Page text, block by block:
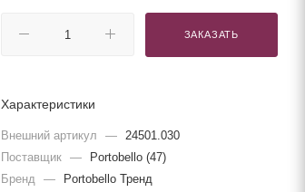
ЗАКАЗАТЬ
Характеристики
Внешний артикул —
24501.030
Поставщик —
Portobello (47)
Бренд
—
Portobello Тренд